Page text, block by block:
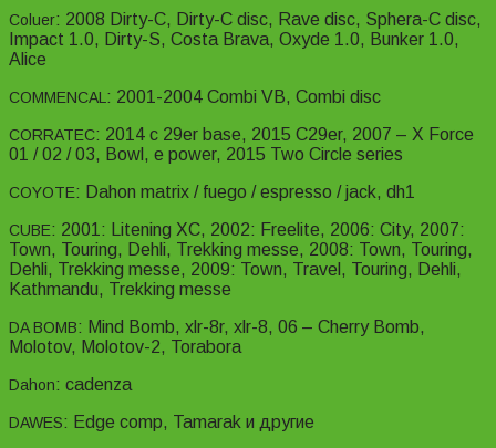
Coluer: 2008 Dirty-C, Dirty-C disc, Rave disc, Sphera-C disc,
Impact 1.0, Dirty-S, Costa Brava, Oxyde 1.0, Bunker 1.0,
Alice
COMMENCAL : 2001-2004 Combi VB, Combi disc
CORRATEC: 2014 c 29er base, 2015 C29er, 2007 – X Force
01 / 02 / 03, Bowl, e power, 2015 Two Circle series
COYOTE: Dahon matrix / fuego / espresso / jack, dh1
CUBE: 2001: Litening XC, 2002: Freelite, 2006: City, 2007:
Town, Touring, Dehli, Trekking messe, 2008: Town, Touring,
Dehli, Trekking messe, 2009: Town, Travel, Touring, Dehli,
Kathmandu, Trekking messe
DA BOMB: Mind Bomb, xlr-8r, xlr-8, 06 – Cherry Bomb,
Molotov, Molotov-2, Torabora
Dahon: cadenza
DAWES: Edge comp, Tamarak и другие